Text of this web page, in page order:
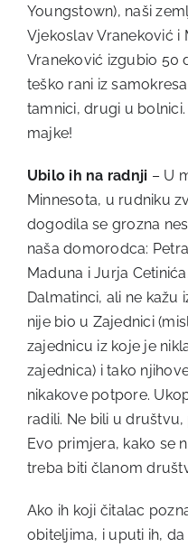
Youngstown), naši
Vjekoslav Vraneković i
Vraneković izgubio 50
teško rani iz
tamnici, drugi u
majke!
Ubilo ih na radnji – U
Minnesota, u rudniku
dogodila se grozna
naša domorodca:
Maduna i Jurja
Dalmatinci, ali ne kažu
nije bio u Zajednici
zajednicu iz koje je
zajednica) i tako
nikakove potpore.
radili. Ne bili u
Evo primjera, kako se
treba biti članom
Ako ih koji čitalac
obiteljima, i uputi ih, da